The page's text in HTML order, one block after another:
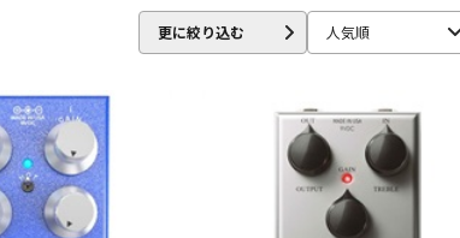
配信/ライブ
機器
更に絞り込む 人気順